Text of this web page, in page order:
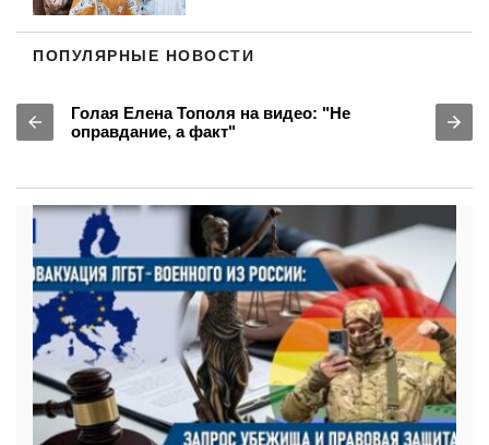
ПОПУЛЯРНЫЕ НОВОСТИ
Голая Елена Тополя на видео: "Не
оправдание, а факт"